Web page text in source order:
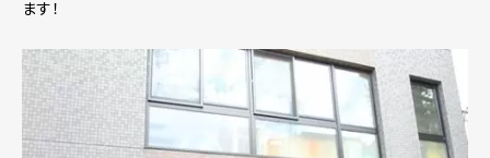
ます！